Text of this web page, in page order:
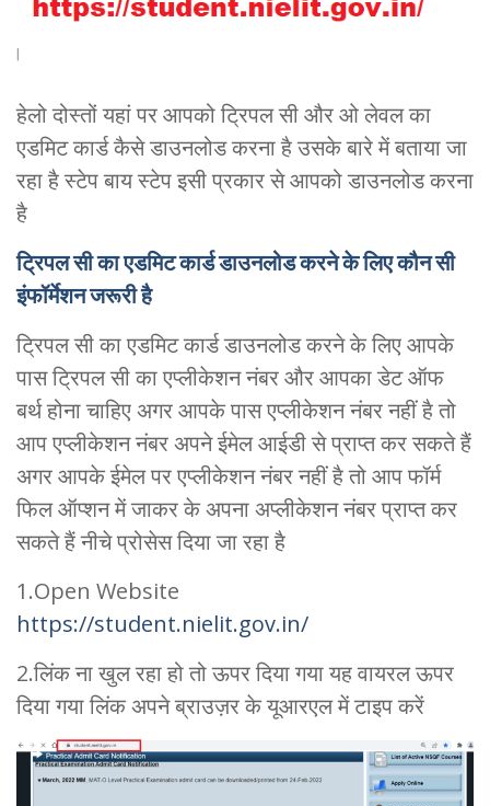
हेलो दोस्तों यहां पर आपको ट्रिपल सी और ओ लेवल का
एडमिट कार्ड कैसे डाउनलोड करना है उसके बारे में बताया जा
रहा है स्टेप बाय स्टेप इसी प्रकार से आपको डाउनलोड करना
है
ट्रिपल सी का एडमिट कार्ड डाउनलोड करने के लिए कौन सी
इंफॉर्मेशन जरूरी है
ट्रिपल सी का एडमिट कार्ड डाउनलोड करने के लिए आपके
पास ट्रिपल सी का एप्लीकेशन नंबर और आपका डेट ऑफ
बर्थ होना चाहिए अगर आपके पास एप्लीकेशन नंबर नहीं है तो
आप एप्लीकेशन नंबर अपने ईमेल आईडी से प्राप्त कर सकते हैं
अगर आपके ईमेल पर एप्लीकेशन नंबर नहीं है तो आप फॉर्म
फिल ऑप्शन में जाकर के अपना अप्लीकेशन नंबर प्राप्त कर
सकते हैं नीचे प्रोसेस दिया जा रहा है
1.Open Website
https://student.nielit.gov.in/
2.लिंक ना खुल रहा हो तो ऊपर दिया गया यह वायरल ऊपर
दिया गया लिंक अपने ब्राउज़र के यूआरएल में टाइप करें